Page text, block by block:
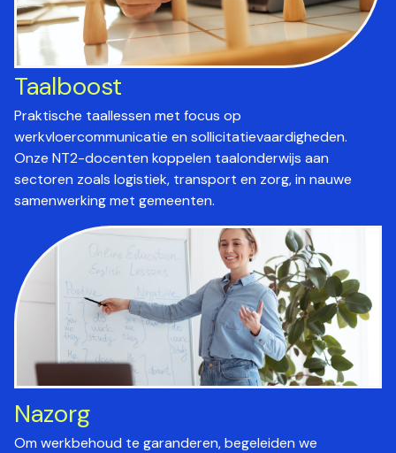
Taalboost
Praktische taallessen met focus op
werkvloercommunicatie en sollicitatievaardigheden.
Onze NT2-docenten koppelen taalonderwijs aan
sectoren zoals logistiek, transport en zorg, in nauwe
samenwerking met gemeenten.
Nazorg
Om werkbehoud te garanderen, begeleiden we